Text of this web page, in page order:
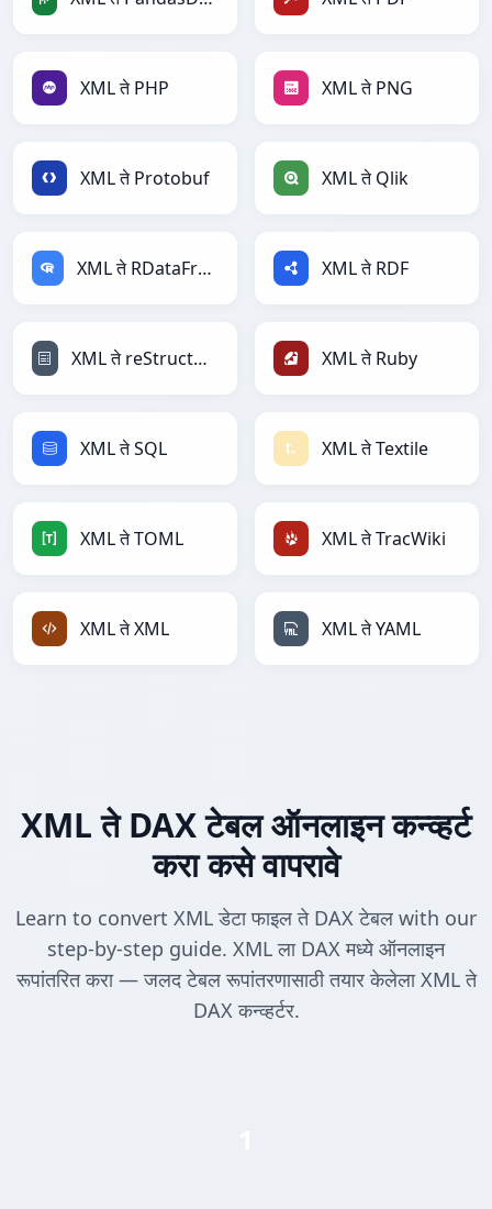
XML ते PHP XML ते PNG
XML ते Protobuf XML ते Qlik
XML ते RDataFrame XML ते RDF
XML ते reStructuredText XML ते Ruby
XML ते SQL XML ते Textile
XML ते TOML XML ते TracWiki
XML ते XML XML ते YAML
XML ते DAX टेबल ऑनलाइन कन्व्हर्ट
करा कसे वापरावे
Learn to convert XML डेटा फाइल ते DAX टेबल with our
step-by-step guide. XML ला DAX मध्ये ऑनलाइन
रूपांतरित करा — जलद टेबल रूपांतरणासाठी तयार केलेला XML ते
DAX कन्व्हर्टर.